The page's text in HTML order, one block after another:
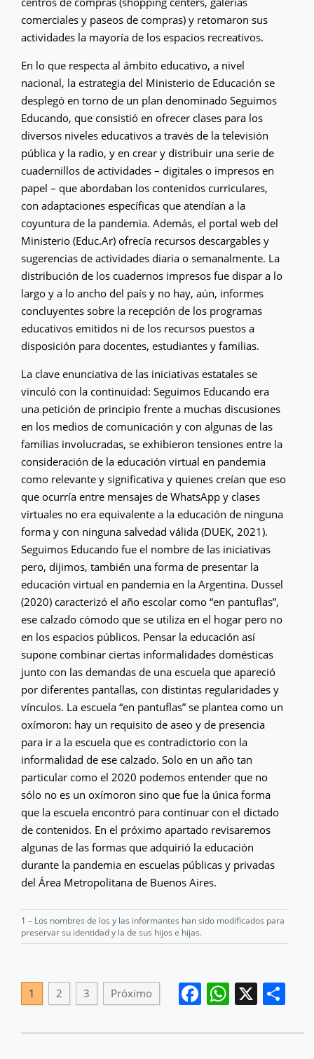
comerciales y paseos de compras) y retomaron sus
actividades la mayoría de los espacios recreativos.
En lo que respecta al ámbito educativo, a nivel
nacional, la estrategia del Ministerio de Educación se
desplegó en torno de un plan denominado Seguimos
Educando, que consistió en ofrecer clases para los
diversos niveles educativos a través de la televisión
pública y la radio, y en crear y distribuir una serie de
cuadernillos de actividades – digitales o impresos en
papel – que abordaban los contenidos curriculares,
con adaptaciones específicas que atendían a la
coyuntura de la pandemia. Además, el portal web del
Ministerio (Educ.Ar) ofrecía recursos descargables y
sugerencias de actividades diaria o semanalmente. La
distribución de los cuadernos impresos fue dispar a lo
largo y a lo ancho del país y no hay, aún, informes
concluyentes sobre la recepción de los programas
educativos emitidos ni de los recursos puestos a
disposición para docentes, estudiantes y familias.
La clave enunciativa de las iniciativas estatales se
vinculó con la continuidad: Seguimos Educando era
una petición de principio frente a muchas discusiones
en los medios de comunicación y con algunas de las
familias involucradas, se exhibieron tensiones entre la
consideración de la educación virtual en pandemia
como relevante y significativa y quienes creían que eso
que ocurría entre mensajes de WhatsApp y clases
virtuales no era equivalente a la educación de ninguna
forma y con ninguna salvedad válida (DUEK, 2021).
Seguimos Educando fue el nombre de las iniciativas
pero, dijimos, también una forma de presentar la
educación virtual en pandemia en la Argentina. Dussel
(2020) caracterizó el año escolar como “en pantuflas”,
ese calzado cómodo que se utiliza en el hogar pero no
en los espacios públicos. Pensar la educación así
supone combinar ciertas informalidades domésticas
junto con las demandas de una escuela que apareció
por diferentes pantallas, con distintas regularidades y
vínculos. La escuela “en pantuflas” se plantea como un
oxímoron: hay un requisito de aseo y de presencia
para ir a la escuela que es contradictorio con la
informalidad de ese calzado. Solo en un año tan
particular como el 2020 podemos entender que no
sólo no es un oxímoron sino que fue la única forma
que la escuela encontró para continuar con el dictado
de contenidos. En el próximo apartado revisaremos
algunas de las formas que adquirió la educación
durante la pandemia en escuelas públicas y privadas
del Área Metropolitana de Buenos Aires.
1 – Los nombres de los y las informantes han sido modificados para
preservar su identidad y la de sus hijos e hijas.
Facebook
X
1 2 3 Próximo